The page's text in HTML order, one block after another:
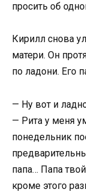
просить об
Кирилл снова
матери. Он
по ладони. Его
— Ну вот и
— Рита у меня
понедельник
папа… Папа
кроме этого